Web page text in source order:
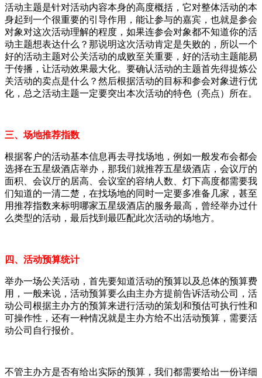
活动主题是针对活动内容本身的高度概括，它对整体活动的本
身起到一个很重要的引导作用，能让参与的嘉宾，也就是参会
对象对这次活动理解的程度，如果连参会对象都不知道你的活
动主题想表达什么？那说明这次活动肯定是失败的，所以一个
好的活动主题对公关活动的成败至关重要，好的活动主题能易
于传播，让活动效果最大化。要确认活动的主题首先得提炼公
关活动的卖点是什么？然后根据活动的目标和参会对象进行优
化，总之活动主题一定要突出本次活动的特色（亮点）所在。
三、场地推荐指数
根据客户的活动基本信息再去寻找场地，例如一般发布会都会
选择在五星级酒店举办，那我们就推荐五星级酒店，会议厅的
面积、会议厅的居高、会议室的容纳人数、灯下高度都需要我
们知道的一清二楚，在找场地的同时一定要多准备几家，甚至
用推荐指数来标明哪家五星级酒店的服务最高，曾经举办过什
么类型的活动，最后找到最匹配此次活动的场地方。
四、活动预算统计
举办一场公关活动，首先要知道活动的预算以及总体的预算费
用，一般来说，活动预算要么由主办方提前告诉活动公司，活
动公司根据主办方的预算来进行活动的策划和预估可执行性和
可操作性，还有一种情况就是主办方给不出活动预算，需要活
动公司自行报价。
不管主办方是否有给出实际的预算，我们都需要给出一份详细